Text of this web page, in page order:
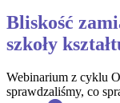
Bliskość
szkoły
Webinarium z cyklu
sprawdzaliśmy, co